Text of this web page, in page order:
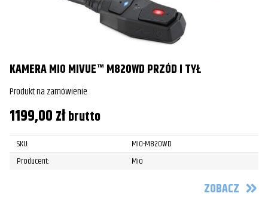
KAMERA MIO MIVUE™ M820WD PRZÓD I TYŁ
Produkt na zamówienie
1199,00złbrutto
SKU:
MIO-M820WD
Producent:
Mio
ZOBACZ